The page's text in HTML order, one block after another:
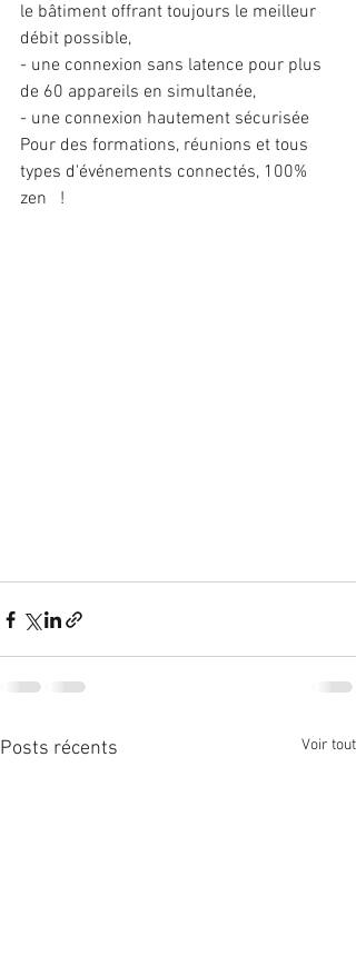
le bâtiment offrant toujours le meilleur
débit possible,
- une connexion sans latence pour plus
de 60 appareils en simultanée,
- une connexion hautement sécurisée
Pour des formations, réunions et tous
types d'événements connectés, 100%
zen   !
Posts récents Voir tout